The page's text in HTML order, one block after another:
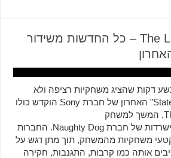
The Last of Us Part II – כל החדשות משידור
דקות שהציג משחקיות רציפה ולא
ערוכה שידור “State of Play” האחרון של חברת Sony הוקדש כולו
ל-The Last of Us Part II, המשך למשחק
הפעולה-הרפתקאות-הישרדות של חברת Naughty Dog. החברות
קטעי משחקיות מהמשחק, תוך מתן דגש על
אותה כמו קרבות, התגנבות, חקירה